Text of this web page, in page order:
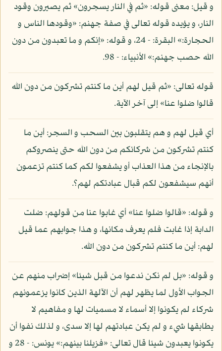
و قيل: معنى قوله: «ثم في النار يسجرون» ثم يصيرون وقود
النار، و يؤيده قوله تعالى في صفة جهنم: «وقودها الناس و
الحجارة:» البقرة: - 24، و قوله: «إنكم و ما تعبدون من دون
الله حصب جهنم:» الأنبياء: - 98.
قوله تعالى: «ثم قيل لهم أين ما كنتم تشركون من دون الله
قالوا ضلوا عنا» إلى آخر الآية.
أي قيل لهم و هم يتقلبون بين السحب و السجر: أين ما
كنتم تشركون من شركائكم من دون الله حتى ينصروكم
بالإنجاء من هذا العذاب أو يشفعوا لكم كما كنتم تزعمون
أنهم سيشفعون لكم قبال عبادتكم لهم؟.
و قوله: «قالوا ضلوا عنا» أي غابوا عنا من قولهم: ضلت
الدابة إذا غابت فلم يعرف مكانها، و هذا جوابهم عما قيل
لهم: أين ما كنتم تشركون من دون الله.
و قوله: «بل لم نكن ندعوا من قبل شيئا» إضراب منهم عن
الجواب الأول لما يظهر لهم أن الآلهة الذين كانوا يزعمونهم
شركاء لم يكونوا إلا أسماء لا مسميات لها و مفاهيم لا
يطابقها شيء و لم يكن عبادتهم لها إلا سدى، و لذلك نفوا أن
يكونوا يعبدون شيئا قال تعالى: «فزيلنا بينهم:» يونس: - 28 و